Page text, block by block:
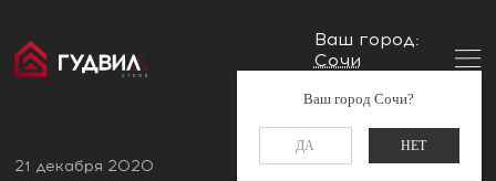
Ваш город:
Сочи
Ваш город Сочи?
ДА НЕТ
Заказать звонок
21 декабря 2020